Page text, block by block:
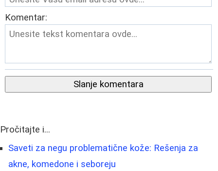
Komentar:
Slanje komentara
Pročitajte i...
Saveti za negu problematične kože: Rešenja za
akne, komedone i seboreju